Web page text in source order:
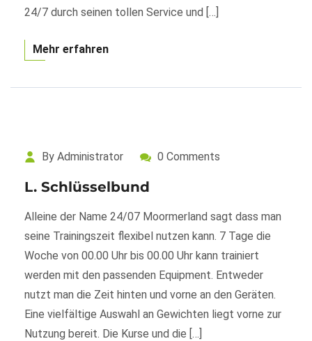
24/7 durch seinen tollen Service und […]
Mehr erfahren
By Administrator 0 Comments
L. Schlüsselbund
Alleine der Name 24/07 Moormerland sagt dass man
seine Trainingszeit flexibel nutzen kann. 7 Tage die
Woche von 00.00 Uhr bis 00.00 Uhr kann trainiert
werden mit den passenden Equipment. Entweder
nutzt man die Zeit hinten und vorne an den Geräten.
Eine vielfältige Auswahl an Gewichten liegt vorne zur
Nutzung bereit. Die Kurse und die […]